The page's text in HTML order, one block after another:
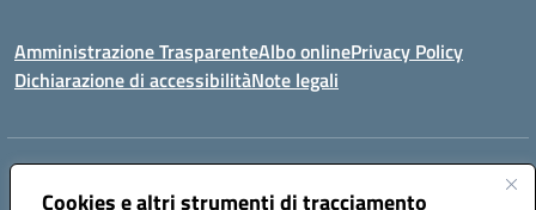
Cookies e altri strumenti di tracciamento
Amministrazione TrasparenteAlbo onlinePrivacy Policy
Dichiarazione di accessibilitàNote legali
Centralino:
Posta elettronica certificata (PEC):tpis02200a@pec.istruzione.it